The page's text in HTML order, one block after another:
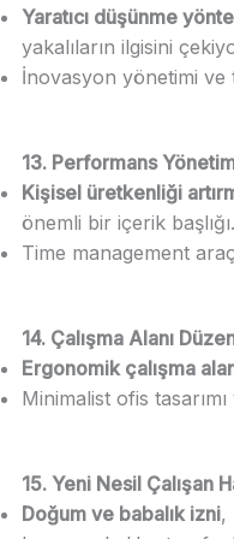
Yaratıcı düşünme
yakalıların ilgisini
İnovasyon yönetimi ve
13. Performans
Kişisel üretkenliği
önemli bir içerik başlığı.
Time management
14. Çalışma Alanı
Ergonomik çalışma
Minimalist ofis
15. Yeni Nesil Çalışan
Doğum ve babalık izni,